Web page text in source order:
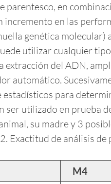
parentesco, en
incremento en las
genética molecular)
utilizar cualquier
extracción del ADN,
automático.
para
ser utilizado en prueba
su madre y 3
M4
Exactitud de análisis de